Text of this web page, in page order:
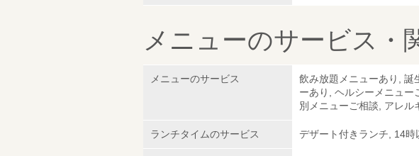
メニューのサービス・
メニューのサービス
飲み放題メニューあり, 誕
ーあり, ヘルシーメニュー
別メニューご相談, アレル
ランチタイムのサービス デザート付きランチ, 14時